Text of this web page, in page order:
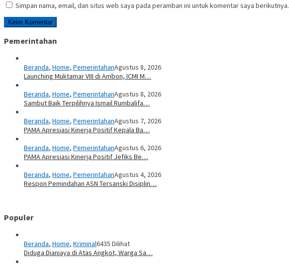
Simpan nama, email, dan situs web saya pada peramban ini untuk komentar saya berikutnya.
Pemerintahan
Beranda, Home, PemerintahanAgustus 8, 2026
Launching Muktamar VIII di Ambon, ICMI M…
Beranda, Home, PemerintahanAgustus 8, 2026
Sambut Baik Terpilihnya Ismail Rumbalifa…
Beranda, Home, PemerintahanAgustus 7, 2026
PAMA Apresiasi Kinerja Positif Kepala Ba…
Beranda, Home, PemerintahanAgustus 6, 2026
PAMA Apresiasi Kinerja Positif Jefiks Be…
Beranda, Home, PemerintahanAgustus 4, 2026
Respon Pemindahan ASN Tersanski Disiplin…
Populer
Beranda, Home, Kriminal6435 Dilihat
Diduga Dianiaya di Atas Angkot, Warga Sa…